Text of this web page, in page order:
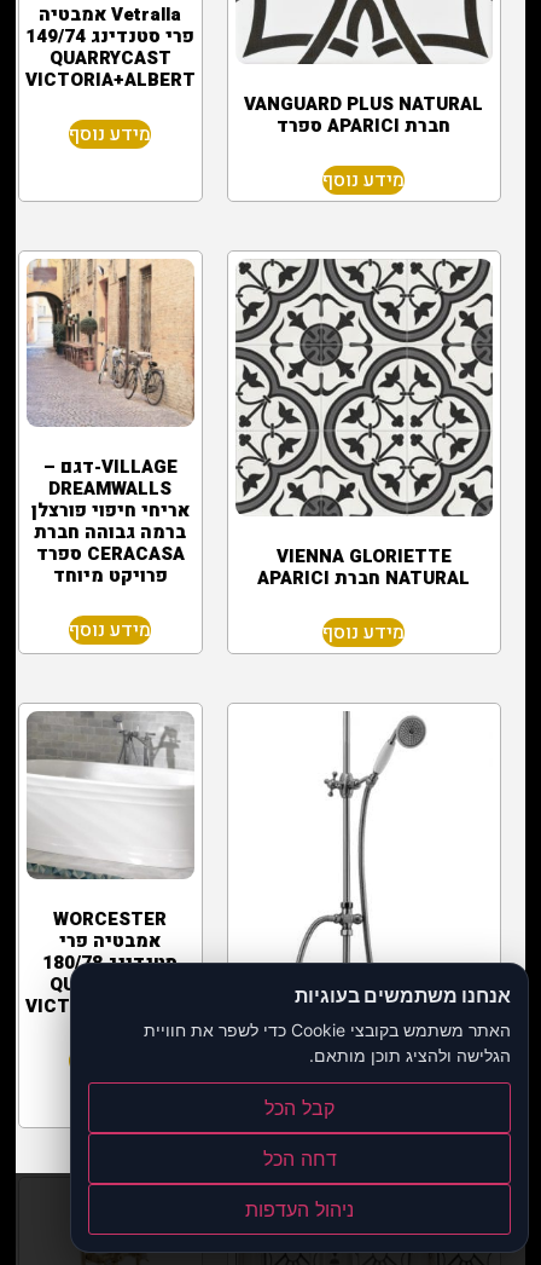
VANGUARD PLUS NATURAL
חברת APARICI ספרד
מידע נוסף
Vetralla אמבטיה
פרי סטנדינג 149/74
QUARRYCAST
VICTORIA+ALBERT
מידע נוסף
VIENNA GLORIETTE
NATURAL ‏חברת APARICI
מידע נוסף
VILLAGE-דגם –
DREAMWALLS
אריחי חיפוי פורצלן
ברמה גבוהה חברת
CERACASA ספרד
פרויקט מיוחד
מידע נוסף
vt21e מערכת חיצונית
ויקטוריני תרמוסטט כולל ראש
טוש הובר HUBER
מידע נוסף
WORCESTER
אמבטיה פרי
סטנדינג 180/78
QUARRYCAST
VICTORIA+ALBERT
מידע נוסף
אנחנו משתמשים בעוגיות
האתר משתמש בקובצי Cookie כדי לשפר את חוויית
הגלישה ולהציג תוכן מותאם.
קבל הכל
דחה הכל
ניהול העדפות